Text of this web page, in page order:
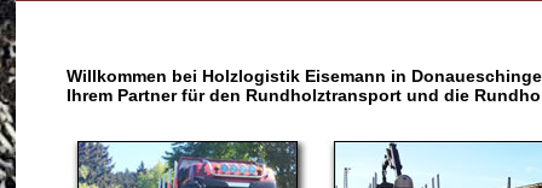
Willkommen bei Holzlogistik Eisemann in
Ihrem Partner für den Rundholztransport und die